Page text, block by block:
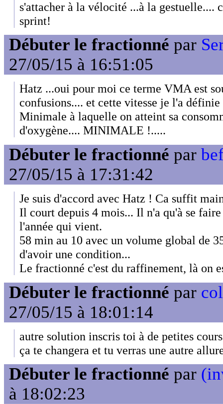
s'attacher à la vélocité ...à la gestuelle....
sprint!
Débuter le fractionné par
27/05/15 à 16:51:05
Hatz ...oui pour moi ce terme VMA est
confusions.... et cette vitesse je l'a
Minimale à laquelle on atteint sa
d'oxygène.... MINIMALE !.....
Débuter le fractionné par
27/05/15 à 17:31:42
Je suis d'accord avec Hatz ! Ca suffit
Il court depuis 4 mois... Il n'a qu'à se
l'année qui vient.
58 min au 10 avec un volume global de
d'avoir une condition...
Le fractionné c'est du raffinement, là on
Débuter le fractionné par
27/05/15 à 18:01:14
autre solution inscris toi à de petites
ça te changera et tu verras une autre
Débuter le fractionné par
à 18:02:23